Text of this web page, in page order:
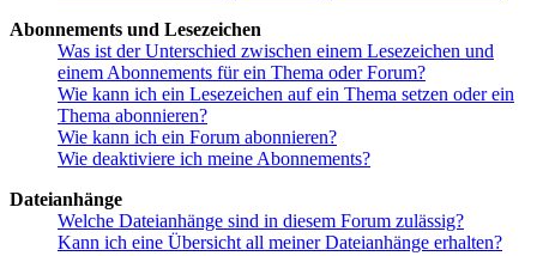
Abonnements und Lesezeichen
Was ist der Unterschied zwischen einem Lesezeichen und
einem Abonnements für ein Thema oder Forum?
Wie kann ich ein Lesezeichen auf ein Thema setzen oder ein
Thema abonnieren?
Wie kann ich ein Forum abonnieren?
Wie deaktiviere ich meine Abonnements?
Dateianhänge
Welche Dateianhänge sind in diesem Forum zulässig?
Kann ich eine Übersicht all meiner Dateianhänge erhalten?